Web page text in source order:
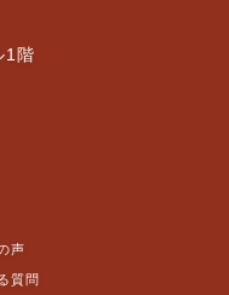
1階
声
質問